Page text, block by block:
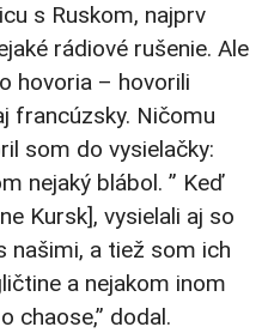
s Ruskom, najprv
rádiové rušenie. Ale
hovoria – hovorili
francúzsky. Ničomu
som do vysielačky:
nejaký blábol. ” Keď
Kursk], vysielali aj so
našimi, a tiež som ich
a nejakom inom
chaose,” dodal.